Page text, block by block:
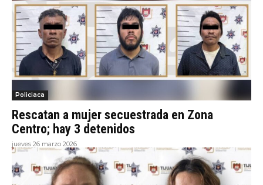
Policiaca
Rescatan a mujer secuestrada en Zona
Centro; hay 3 detenidos
jueves 26 marzo 2026